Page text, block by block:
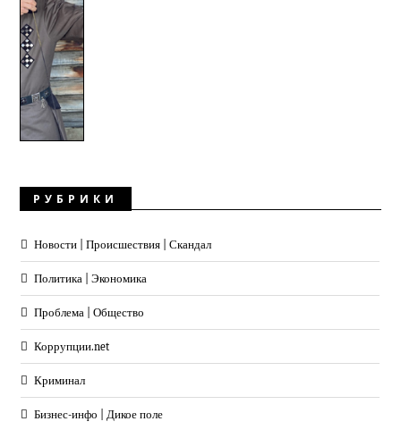
РУБРИКИ
Новости | Происшествия | Скандал
Политика | Экономика
Проблема | Общество
Коррупции.net
Криминал
Бизнес-инфо | Дикое поле